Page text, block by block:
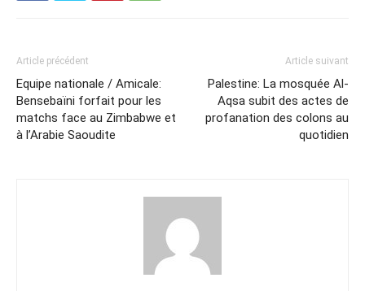
Article précédent
Equipe nationale / Amicale:
Bensebaïni forfait pour les
matchs face au Zimbabwe et
à l’Arabie Saoudite
Article suivant
Palestine: La mosquée Al-
Aqsa subit des actes de
profanation des colons au
quotidien